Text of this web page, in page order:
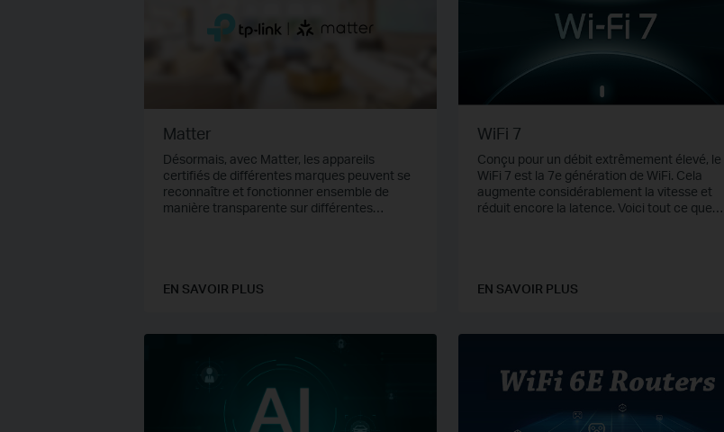
Matter
Désormais, avec Matter, les appareils
certifiés de différentes marques peuvent se
reconnaître et fonctionner ensemble de
manière transparente sur différentes
votre choix.
EN SAVOIR PLUS
WiFi 7
Conçu pour un débit extrêmement élevé, le
WiFi 7 est la 7e génération de WiFi. Cela
augmente considérablement la vitesse et
réduit encore la latence. Voici tout ce que
EN SAVOIR PLUS